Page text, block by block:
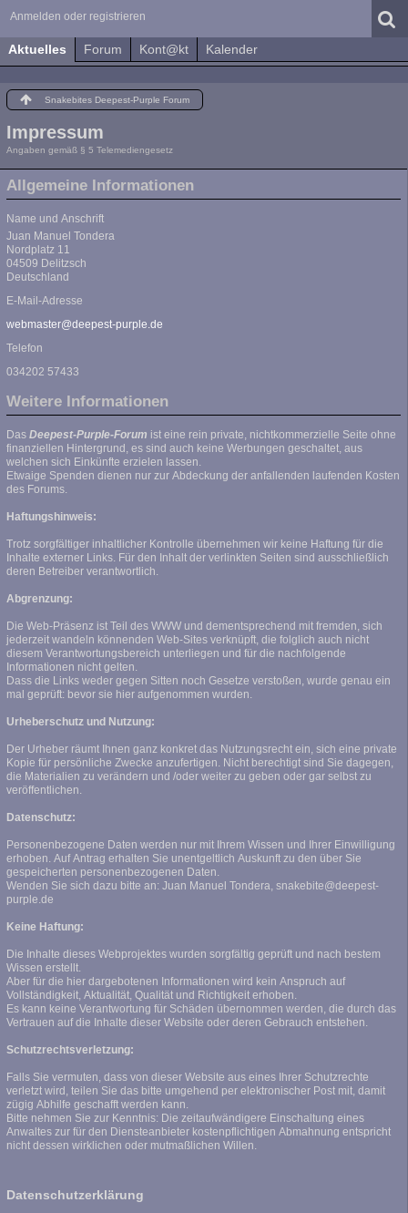
Anmelden oder registrieren
Aktuelles Forum Kont@kt Kalender
Snakebites Deepest-Purple Forum
Impressum
Angaben gemäß § 5 Telemediengesetz
Allgemeine Informationen
Name und Anschrift
Juan Manuel Tondera
Nordplatz 11
04509 Delitzsch
Deutschland
E-Mail-Adresse
webmaster@deepest-purple.de
Telefon
034202 57433
Weitere Informationen
Das Deepest-Purple-Forum ist eine rein private, nichtkommerzielle Seite ohne
finanziellen Hintergrund, es sind auch keine Werbungen geschaltet, aus
welchen sich Einkünfte erzielen lassen.
Etwaige Spenden dienen nur zur Abdeckung der anfallenden laufenden Kosten
des Forums.
Haftungshinweis:
Trotz sorgfältiger inhaltlicher Kontrolle übernehmen wir keine Haftung für die
Inhalte externer Links. Für den Inhalt der verlinkten Seiten sind ausschließlich
deren Betreiber verantwortlich.
Abgrenzung:
Die Web-Präsenz ist Teil des WWW und dementsprechend mit fremden, sich
jederzeit wandeln könnenden Web-Sites verknüpft, die folglich auch nicht
diesem Verantwortungsbereich unterliegen und für die nachfolgende
Informationen nicht gelten.
Dass die Links weder gegen Sitten noch Gesetze verstoßen, wurde genau ein
mal geprüft: bevor sie hier aufgenommen wurden.
Urheberschutz und Nutzung:
Der Urheber räumt Ihnen ganz konkret das Nutzungsrecht ein, sich eine private
Kopie für persönliche Zwecke anzufertigen. Nicht berechtigt sind Sie dagegen,
die Materialien zu verändern und /oder weiter zu geben oder gar selbst zu
veröffentlichen.
Datenschutz:
Personenbezogene Daten werden nur mit Ihrem Wissen und Ihrer Einwilligung
erhoben. Auf Antrag erhalten Sie unentgeltlich Auskunft zu den über Sie
gespeicherten personenbezogenen Daten.
Wenden Sie sich dazu bitte an: Juan Manuel Tondera, snakebite@deepest-
purple.de
Keine Haftung:
Die Inhalte dieses Webprojektes wurden sorgfältig geprüft und nach bestem
Wissen erstellt.
Aber für die hier dargebotenen Informationen wird kein Anspruch auf
Vollständigkeit, Aktualität, Qualität und Richtigkeit erhoben.
Es kann keine Verantwortung für Schäden übernommen werden, die durch das
Vertrauen auf die Inhalte dieser Website oder deren Gebrauch entstehen.
Schutzrechtsverletzung:
Falls Sie vermuten, dass von dieser Website aus eines Ihrer Schutzrechte
verletzt wird, teilen Sie das bitte umgehend per elektronischer Post mit, damit
zügig Abhilfe geschafft werden kann.
Bitte nehmen Sie zur Kenntnis: Die zeitaufwändigere Einschaltung eines
Anwaltes zur für den Diensteanbieter kostenpflichtigen Abmahnung entspricht
nicht dessen wirklichen oder mutmaßlichen Willen.
Datenschutzerklärung